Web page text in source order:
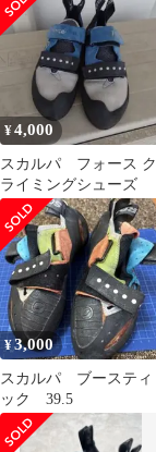
MensharkLight Olive オ
リーブ
¥4,000
スカルパ フォース ク
ライミングシューズ
¥3,000
スカルパ ブースティ
ック 39.5